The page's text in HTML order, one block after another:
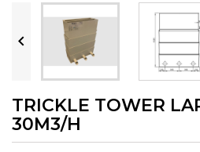

TRICKLE TOWER
30M3/H